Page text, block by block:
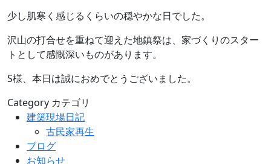
少し肌寒く感じるくらいの穏やかな日でした。
沢山の打合せを重ねて迎えた地鎮祭は、家づくりのスター
トとして感慨深いものがあります。
S様、本日は誠におめでとうございました。
Category カテゴリ
建築現場日記
古民家再生
ブログ
お知らせ